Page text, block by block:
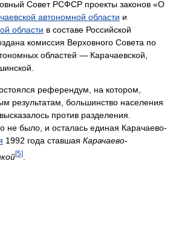
Совет РСФСР проекты законов «О
автономной области и
области в составе Российской
комиссия Верховного Совета по
областей — Карачаевской,
референдум, на котором,
результатам, большинство населения
против разделения.
не было, и осталась единая Карачаево-
1992 года ставшая Карачаево-
[5]